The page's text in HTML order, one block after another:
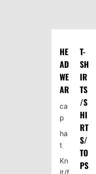
HE
AD
WE
AR
ca
p
ha
t
Kn
it/f
T-
SH
IR
TS
/S
HI
RT
S/
TO
PS